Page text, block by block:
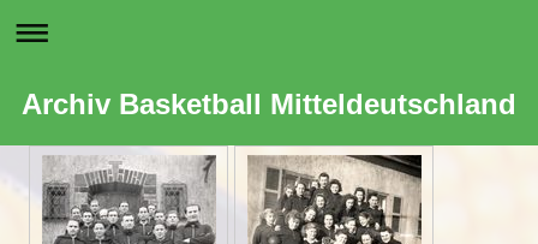
Archiv Basketball Mitteldeutschland